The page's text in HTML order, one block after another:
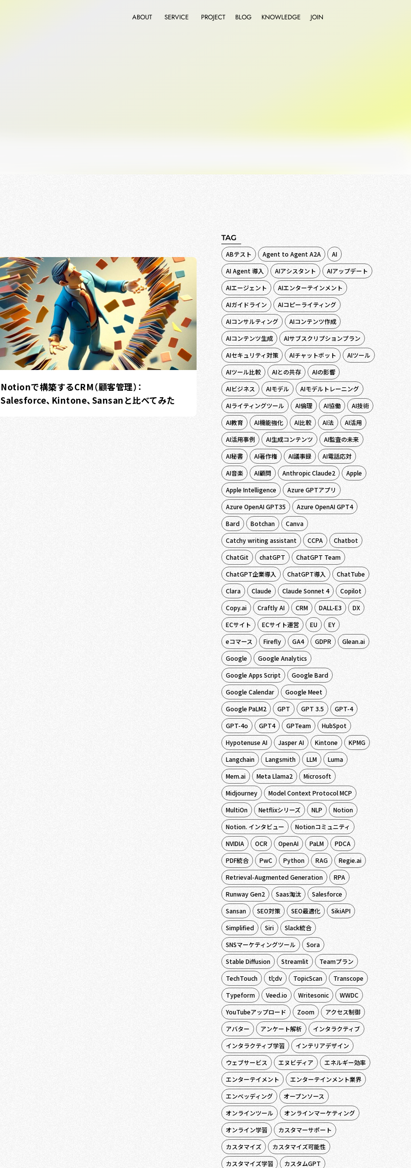
ABOUT SERVICE PROJECT BLOG KNOWLEDGE JOIN
Notionで構築するCRM（顧客管理）：
Salesforce、Kintone、Sansanと比べてみた
TAG
ABテスト Agent to Agent A2A
AI
AI Agent 導入
AIアシスタント
AIアップデート
AIエージェント
AIエンターテインメント
AIガイドライン
AIコピーライティング
AIコンサルティング
AIコンテンツ作成
AIコンテンツ生成
AIサブスクリプションプラン
AIセキュリティ対策
AIチャットボット
AIツール
AIツール比較
AIとの共存
AIの影響
AIビジネス
AIモデル
AIモデルトレーニング
AIライティングツール
AI倫理 AI協働
AI技術
AI教育
AI機能強化 AI比較 AI法
AI活用
AI活用事例
AI生成コンテンツ
AI監査の未来
AI秘書
AI著作権 AI議事録
AI電話応対
AI音楽
AI顧問 Anthropic Claude2
Apple
Apple Intelligence
Azure GPTアプリ
Azure OpenAI GPT35
Azure OpenAI GPT4
Bard
Botchan
Canva
Catchy writing assistant
CCPA
Chatbot
ChatGit
chatGPT
ChatGPT Team
ChatGPT企業導入
ChatGPT導入
ChatTube
Clara
Claude Claude Sonnet 4
Copilot
Copy.ai
Craftly AI CRM DALL-E3
DX
ECサイト
ECサイト運営 EU
EY
eコマース
Firefly GA4 GDPR
Glean.ai
Google
Google Analytics
Google Apps Script
Google Bard
Google Calendar
Google Meet
Google PaLM2
GPT GPT 3.5
GPT-4
GPT-4o
GPT4 GPTeam
HubSpot
Hypotenuse AI
Jasper AI Kintone
KPMG
Langchain
Langsmith LLM
Luma
Mem.ai
Meta Llama2
Microsoft
Midjourney
Model Context Protocol MCP
MultiOn
Netflixシリーズ NLP
Notion
Notion. インタビュー
Notionコミュニティ
NVIDIA
OCR OpenAI PaLM
PDCA
PDF統合
PwC Python RAG
Regie.ai
Retrieval-Augmented Generation
RPA
Runway Gen2
Saas淘汰
Salesforce
Sansan
SEO対策 SEO最適化
SikiAPI
Simplified
Siri
Slack統合
SNSマーケティングツール
Sora
Stable Diffusion
Streamlit
Teamプラン
TechTouch
tl;dv TopicScan
Transcope
Typeform
Veed.io Writesonic
WWDC
YouTubeアップロード
Zoom
アクセス制御
アバター
アンケート解析
インタラクティブ
インタラクティブ学習
インテリアデザイン
ウェブサービス
エヌビディア
エネルギー効率
エンターテイメント
エンターテインメント業界
エンベッディング
オープンソース
オンラインツール
オンラインマーケティング
オンライン学習
カスタマーサポート
カスタマイズ
カスタマイズ可能性
カスタマイズ学習
カスタムGPT